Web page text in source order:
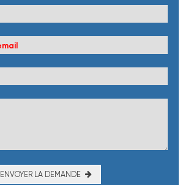
ENVOYER LA DEMANDE